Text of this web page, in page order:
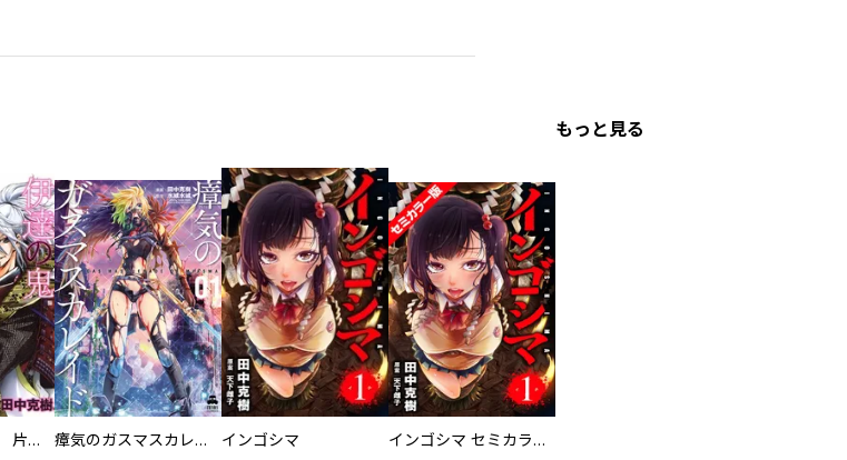
もっと見る
伊達の鬼 軍師 片倉小十郎 瘴気のガスマスカレイド インゴシマ インゴシマ セミカラー版